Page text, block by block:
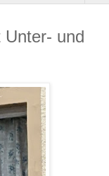
Unter- und